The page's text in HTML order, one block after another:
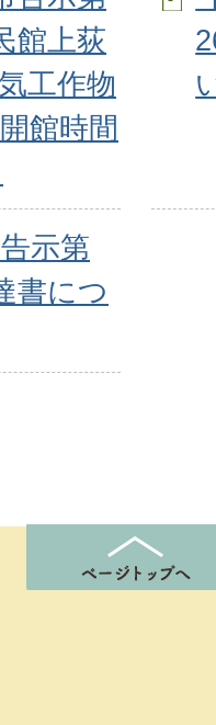
館上荻
工作物
館時間
示第
書につ